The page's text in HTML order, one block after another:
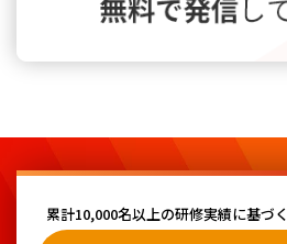
累計10,000名以上の研修実績に基づく